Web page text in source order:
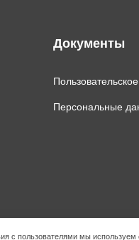
Документы
Персональные
с пользователями мы используем